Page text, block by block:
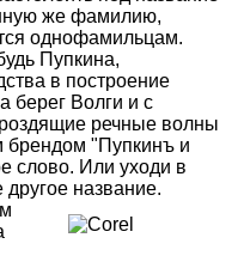
же фамилию,
однофамильцам.
Пупкина,
в построение
Волги и с
речные волны
брендом "Пупкинъ и
слово. Или уходи в
название.